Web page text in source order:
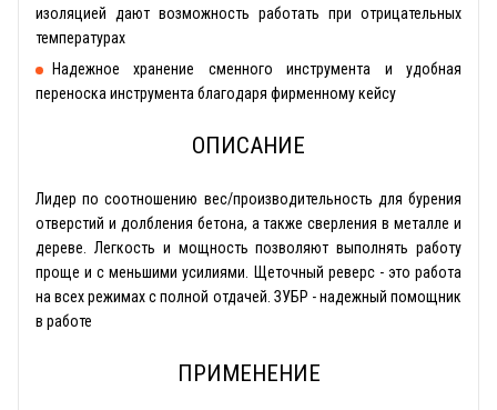
изоляцией дают возможность работать при отрицательных
температурах
Надежное хранение сменного инструмента и удобная
переноска инструмента благодаря фирменному кейсу
ОПИСАНИЕ
Лидер по соотношению вес/производительность для бурения
отверстий и долбления бетона, а также сверления в металле и
дереве. Легкость и мощность позволяют выполнять работу
проще и с меньшими усилиями. Щеточный реверс - это работа
на всех режимах с полной отдачей. ЗУБР - надежный помощник
в работе
ПРИМЕНЕНИЕ